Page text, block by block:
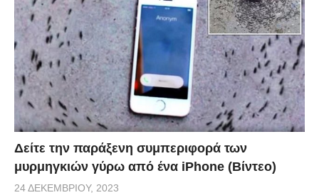
Δείτε την παράξενη συμπεριφορά των
μυρμηγκιών γύρω από ένα iPhone (Βίντεο)
24 ΔΕΚΕΜΒΡΊΟΥ, 2023